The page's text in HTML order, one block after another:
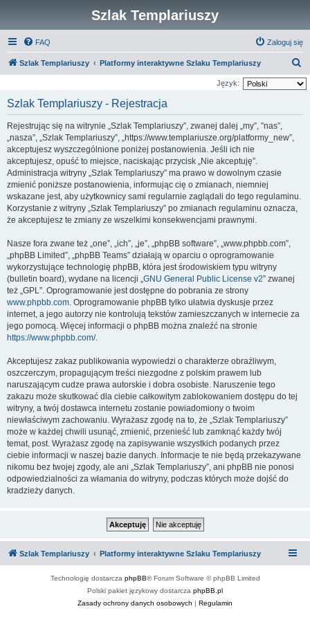
Szlak Templariuszy
FAQ Zaloguj się
Szlak Templariuszy Platformy interaktywne Szlaku Templariuszy
z
Język:
Szlak Templariuszy - Rejestracja
Rejestrując się na witrynie „Szlak Templariuszy”, zwanej dalej „my”, ”nas”,
„nasza”, „Szlak Templariuszy”, „https://www.templariusze.org/platformy_new”,
akceptujesz wyszczególnione poniżej postanowienia. Jeśli ich nie
akceptujesz, opuść to miejsce, naciskając przycisk „Nie akceptuję”.
Administracja witryny „Szlak Templariuszy” ma prawo w dowolnym czasie
zmienić poniższe postanowienia, informując cię o zmianach, niemniej
wskazane jest, aby użytkownicy sami regularnie zaglądali do tego regulaminu.
Korzystanie z witryny „Szlak Templariuszy” po zmianach regulaminu oznacza,
że akceptujesz te zmiany ze wszelkimi konsekwencjami prawnymi.
Nasze fora zwane też „one”, „ich”, „je”, „phpBB software”, „www.phpbb.com”,
„phpBB Limited”, „phpBB Teams” działają w oparciu o oprogramowanie
wykorzystujące technologię phpBB, która jest środowiskiem typu witryny
(bulletin board), wydane na licencji „GNU General Public License v2” zwanej
też „GPL”. Oprogramowanie jest dostępne do pobrania ze strony
www.phpbb.com. Oprogramowanie phpBB tylko ułatwia dyskusje przez
internet, a jego autorzy nie kontrolują tekstów zamieszczanych w internecie za
jego pomocą. Więcej informacji o phpBB można znaleźć na stronie
https://www.phpbb.com/.
Akceptujesz zakaz publikowania wypowiedzi o charakterze obraźliwym,
oszczerczym, propagującym treści niezgodne z polskim prawem lub
naruszającym cudze prawa autorskie i dobra osobiste. Naruszenie tego
zakazu może skutkować dla ciebie całkowitym zablokowaniem dostępu do tej
witryny, a twój dostawca internetu zostanie powiadomiony o twoim
niewłaściwym zachowaniu. Wyrażasz zgodę na to, że „Szlak Templariuszy”
może w każdej chwili usunąć, zmienić, przenieść lub zamknąć każdy twój
temat, post. Wyrażasz zgodę na zapisywanie wszystkich podanych przez
ciebie informacji w naszej bazie danych. Informacje te nie będą przekazywane
nikomu bez twojej zgody, ale ani „Szlak Templariuszy”, ani phpBB nie ponosi
odpowiedzialności za włamania do witryny, podczas których może dojść do
kradzieży danych.
Szlak Templariuszy Platformy interaktywne Szlaku Templariuszy
Technologię dostarcza phpBB® Forum Software © phpBB Limited
Polski pakiet językowy dostarcza phpBB.pl
Zasady ochrony danych osobowych | Regulamin